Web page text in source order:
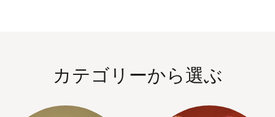
カテゴリーから選ぶ